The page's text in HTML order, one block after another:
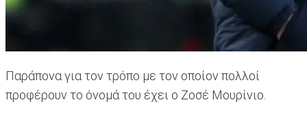
Παράπονα για τον τρόπο με τον οποίον πολλοί
προφέρουν το όνομά του έχει ο Ζοσέ Μουρίνιο.